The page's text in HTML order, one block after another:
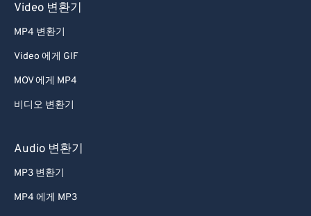
Video 변환기
MP4 변환기
Video 에게 GIF
MOV 에게 MP4
비디오 변환기
Audio 변환기
MP3 변환기
MP4 에게 MP3